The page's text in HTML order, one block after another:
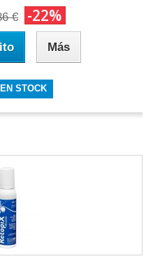
€ -22%
Más
STOCK